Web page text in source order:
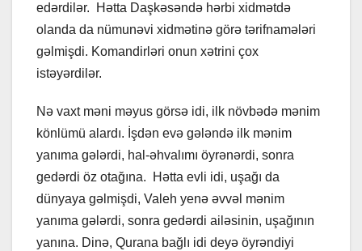
edərdilər. Hətta Daşkəsəndə hərbi xidmətdə
olanda da nümunəvi xidmətinə görə tərifnamələri
gəlmişdi. Komandirləri onun xətrini çox
istəyərdilər.
Nə vaxt məni məyus görsə idi, ilk növbədə mənim
könlümü alardı. İşdən evə gələndə ilk mənim
yanıma gələrdi, hal-əhvalımı öyrənərdi, sonra
gedərdi öz otağına. Hətta evli idi, uşağı da
dünyaya gəlmişdi, Valeh yenə əvvəl mənim
yanıma gələrdi, sonra gedərdi ailəsinin, uşağının
yanına. Dinə, Qurana bağlı idi deyə öyrəndiyi